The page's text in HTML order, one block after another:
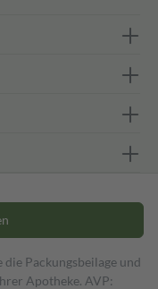
Packungsbeilage und
Apotheke. AVP: